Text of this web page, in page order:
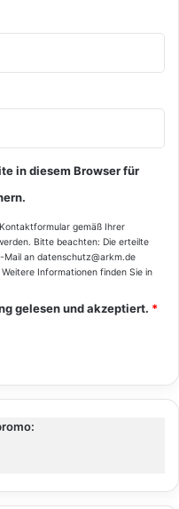
in diesem Browser für
gemäß Ihrer
Bitte beachten: Die erteilte
Mail an datenschutz@arkm.de
Informationen finden Sie in
gelesen und akzeptiert. *